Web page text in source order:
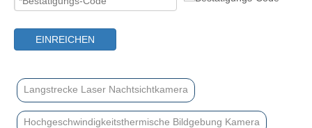
EINREICHEN
Langstrecke Laser Nachtsichtkamera
Hochgeschwindigkeitsthermische Bildgebung Kamera